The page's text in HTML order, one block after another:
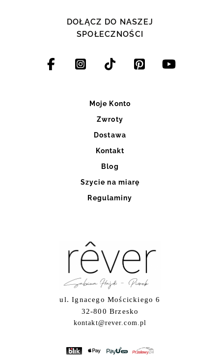
DOŁĄCZ DO NASZEJ
SPOŁECZNOŚCI
Moje Konto
Zwroty
Dostawa
Kontakt
Blog
Szycie na miarę
Regulaminy
ul. Ignacego Mościckiego 6
32-800 Brzesko
kontakt@rever.com.pl